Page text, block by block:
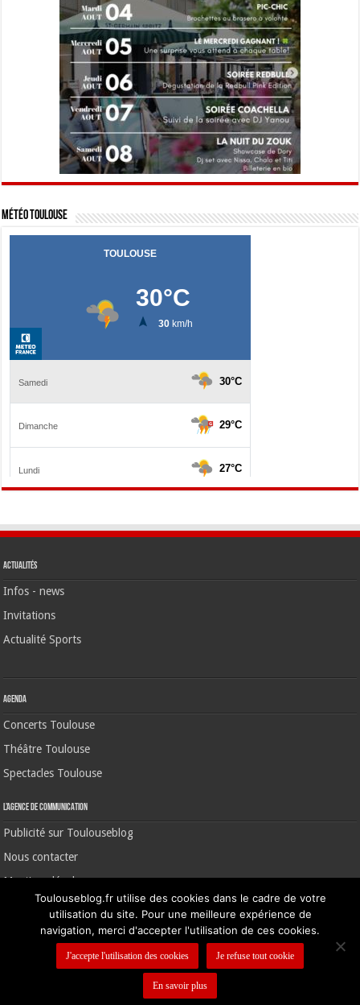
Météo Toulouse
Actualités
Infos - news
Invitations
Actualité Sports
Agenda
Concerts Toulouse
Théâtre Toulouse
Spectacles Toulouse
L’agence de communication
Publicité sur Toulouseblog
Nous contacter
Mentions légales
©2006-2026 Toulouse Blog | CNIL N° 1391640
Nous contacter Mentions légales
Toulouseblog.fr utilise des cookies dans le cadre de votre
utilisation du site. Pour une meilleure expérience de
navigation, merci d'accepter l'utilisation de ces cookies.
J'accepte l'utilisation des cookies Je refuse tout cookie
En savoir plus